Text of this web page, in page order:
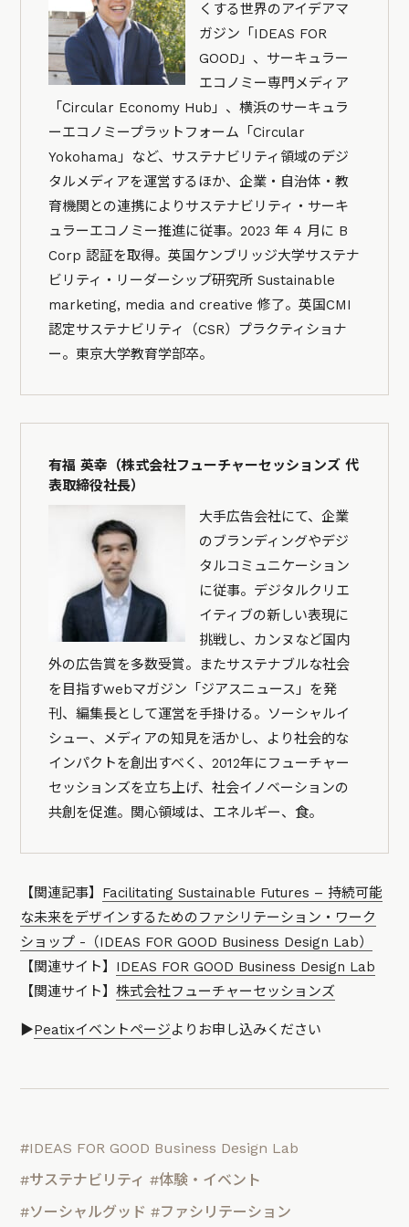
くする世界のアイデアマ
ガジン「IDEAS FOR
GOOD」、サーキュラー
エコノミー専門メディア
「Circular Economy Hub」、横浜のサーキュラ
ーエコノミープラットフォーム「Circular
Yokohama」など、サステナビリティ領域のデジ
タルメディアを運営するほか、企業・自治体・教
育機関との連携によりサステナビリティ・サーキ
ュラーエコノミー推進に従事。2023 年 4 月に B
Corp 認証を取得。英国ケンブリッジ大学サステナ
ビリティ・リーダーシップ研究所 Sustainable
marketing, media and creative 修了。英国CMI
認定サステナビリティ（CSR）プラクティショナ
ー。東京大学教育学部卒。
有福 英幸（株式会社フューチャーセッションズ 代
表取締役社長）
大手広告会社にて、企業
のブランディングやデジ
タルコミュニケーション
に従事。デジタルクリエ
イティブの新しい表現に
挑戦し、カンヌなど国内
外の広告賞を多数受賞。またサステナブルな社会
を目指すwebマガジン「ジアスニュース」を発
刊、編集長として運営を手掛ける。ソーシャルイ
シュー、メディアの知見を活かし、より社会的な
インパクトを創出すべく、2012年にフューチャー
セッションズを立ち上げ、社会イノベーションの
共創を促進。関心領域は、エネルギー、食。
【関連記事】 Facilitating Sustainable Futures – 持続可能
な未来をデザインするためのファシリテーション・ワーク
ショップ -（IDEAS FOR GOOD Business Design Lab）
【関連サイト】 IDEAS FOR GOOD Business Design Lab
【関連サイト】株式会社フューチャーセッションズ
▶︎Peatixイベントページよりお申し込みください
#IDEAS FOR GOOD Business Design Lab
#サステナビリティ #体験・イベント
#ソーシャルグッド #ファシリテーション